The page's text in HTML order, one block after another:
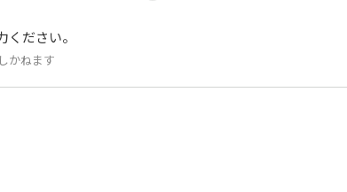
ださい。
かねます